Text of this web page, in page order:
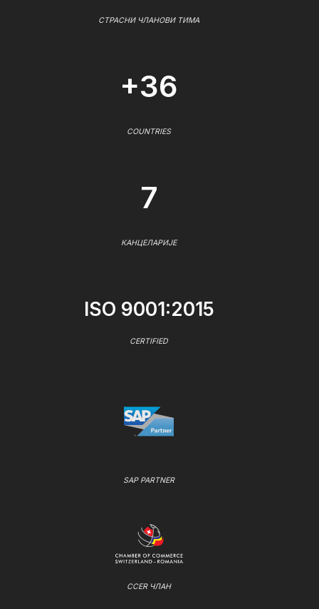
СТРАСНИ ЧЛАНОВИ ТИМА
+36
COUNTRIES
7
КАНЦЕЛАРИЈЕ
ISO 9001:2015
CERTIFIED
SAP PARTNER
CCER ЧЛАН